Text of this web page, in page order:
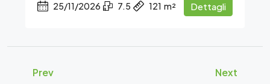
25/11/2026 7.5 121 m² Dettagli
Prev Next